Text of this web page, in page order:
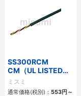
SS300RCM
CM（UL LISTED規
格・NEPA対応） 小
径
ミスミ
通常価格(税別)： 553円 ～